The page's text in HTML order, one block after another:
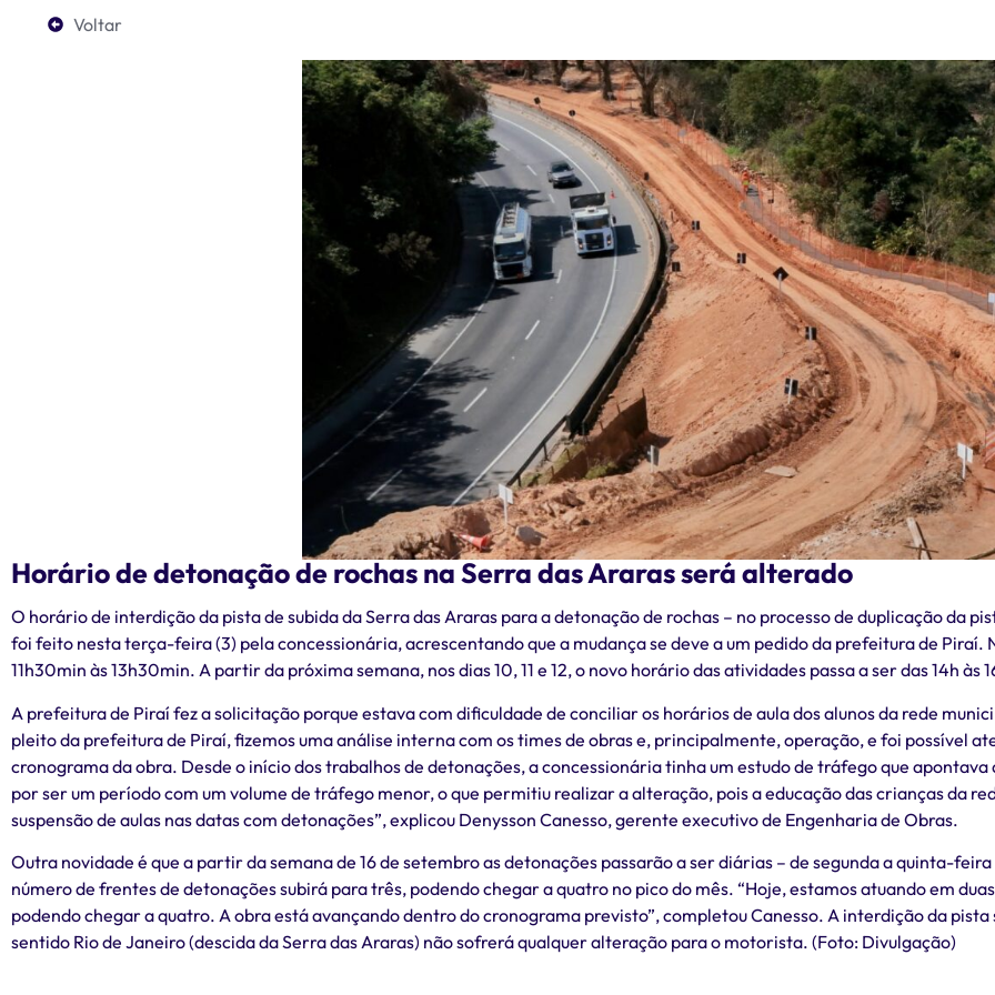
Voltar
Horário de detonação de rochas na Serra das Araras será alterado
O horário de interdição da pista de subida da Serra das Araras para a detonação de rochas – no processo de duplicação da
foi feito nesta terça-feira (3) pela concessionária, acrescentando que a mudança se deve a um pedido da prefeitura de Piraí.
11h30min às 13h30min. A partir da próxima semana, nos dias 10, 11 e 12, o novo horário das atividades passa a ser das 14h às
A prefeitura de Piraí fez a solicitação porque estava com dificuldade de conciliar os horários de aula dos alunos da rede
pleito da prefeitura de Piraí, fizemos uma análise interna com os times de obras e, principalmente, operação, e foi possível
cronograma da obra. Desde o início dos trabalhos de detonações, a concessionária tinha um estudo de tráfego que apontava
por ser um período com um volume de tráfego menor, o que permitiu realizar a alteração, pois a educação das crianças da
suspensão de aulas nas datas com detonações”, explicou Denysson Canesso, gerente executivo de Engenharia de Obras.
Outra novidade é que a partir da semana de 16 de setembro as detonações passarão a ser diárias – de segunda a quinta-
número de frentes de detonações subirá para três, podendo chegar a quatro no pico do mês. “Hoje, estamos atuando em
podendo chegar a quatro. A obra está avançando dentro do cronograma previsto”, completou Canesso. A interdição da
sentido Rio de Janeiro (descida da Serra das Araras) não sofrerá qualquer alteração para o motorista. (Foto: Divulgação)